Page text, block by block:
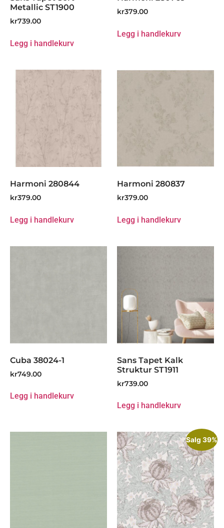
Metallic ST1900
kr739.00
Legg i handlekurv
kr379.00
Legg i handlekurv
Harmoni 280844
kr379.00
Legg i handlekurv
Harmoni 280837
kr379.00
Legg i handlekurv
Cuba 38024-1
kr749.00
Legg i handlekurv
Sans Tapet Kalk
Struktur ST1911
kr739.00
Legg i handlekurv
Salg 39%